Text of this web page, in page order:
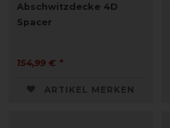
Abschwitzdecke 4D
Spacer
154,99 € *
ARTIKEL MERKEN